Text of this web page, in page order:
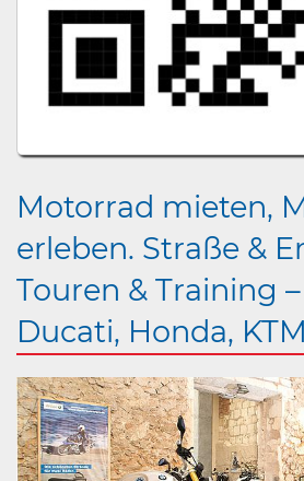
Motorrad mieten,
erleben. Straße &
Touren & Training
Ducati, Honda,